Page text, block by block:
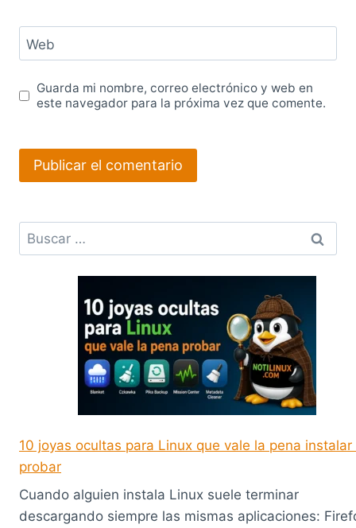
Web
Guarda mi nombre, correo electrónico y web en
este navegador para la próxima vez que comente.
Buscar:
10 joyas ocultas para Linux que vale la pena instalar
probar
Cuando alguien instala Linux suele terminar
descargando siempre las mismas aplicaciones: